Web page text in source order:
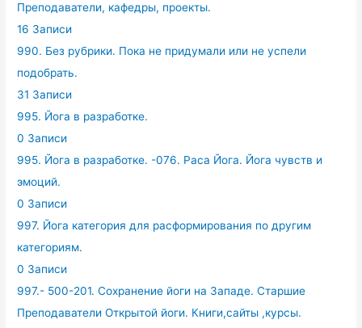
Преподаватели, кафедры, проекты.
16 Записи
990. Без рубрики. Пока не придумали или не успели
подобрать.
31 Записи
995. Йога в разработке.
0 Записи
995. Йога в разработке. -076. Раса Йога. Йога чувств и
эмоций.
0 Записи
997. Йога категория для расформирования по другим
категориям.
0 Записи
997.- 500-201. Сохранение йоги на Западе. Старшие
Преподаватели Открытой йоги. Книги,сайты ,курсы.